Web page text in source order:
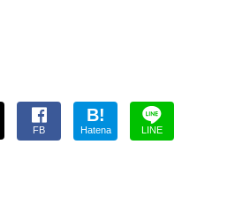
FB
B!
Hatena LINE